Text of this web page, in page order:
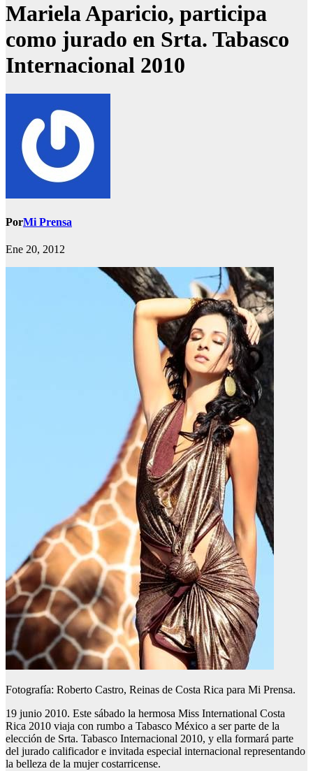
Mariela Aparicio, participa
como jurado en Srta. Tabasco
Internacional 2010
PorMi Prensa
Ene 20, 2012
Fotografía: Roberto Castro, Reinas de Costa Rica para Mi Prensa.
19 junio 2010. Este sábado la hermosa Miss International Costa
Rica 2010 viaja con rumbo a Tabasco México a ser parte de la
elección de Srta. Tabasco Internacional 2010, y ella formará parte
del jurado calificador e invitada especial internacional representando
la belleza de la mujer costarricense.